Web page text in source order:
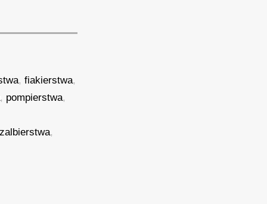
,fiakierstwa,
, pompierstwa,
,